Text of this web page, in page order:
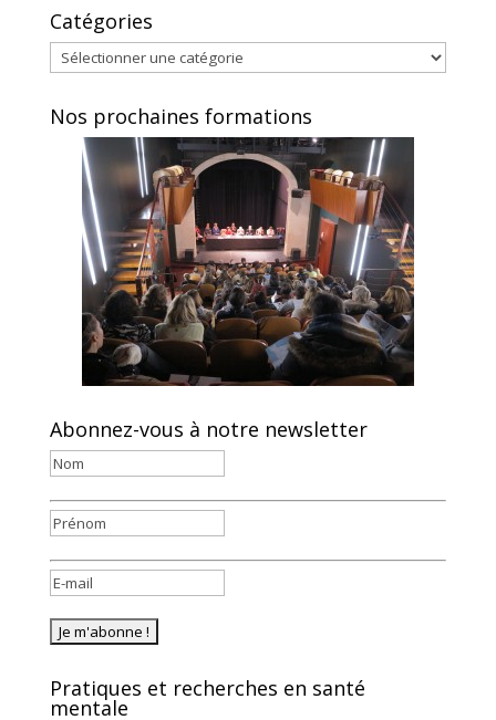
Catégories
Catégories
Nos prochaines formations
Abonnez-vous à notre newsletter
Pratiques et recherches en santé
mentale